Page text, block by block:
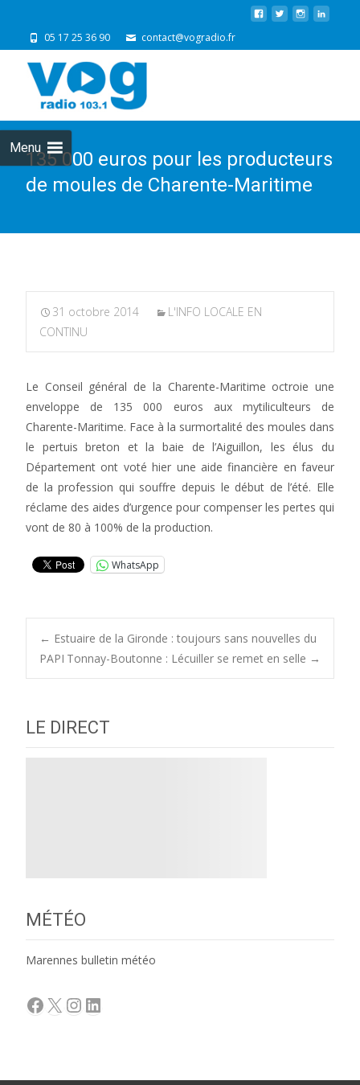
05 17 25 36 90 contact@vogradio.fr
Menu
135 000 euros pour les producteurs
de moules de Charente-Maritime
31 octobre 2014
L'INFO LOCALE EN
CONTINU
Le Conseil général de la Charente-Maritime octroie une
enveloppe de 135 000 euros aux mytiliculteurs de
Charente-Maritime. Face à la surmortalité des moules dans
le pertuis breton et la baie de l’Aiguillon, les élus du
Département ont voté hier une aide financière en faveur
de la profession qui souffre depuis le début de l’été. Elle
réclame des aides d’urgence pour compenser les pertes qui
vont de 80 à 100% de la production.
WhatsApp
Post
← Estuaire de la Gironde : toujours sans nouvelles du
PAPI Tonnay-Boutonne : Lécuiller se remet en selle →
LE DIRECT
MÉTÉO
Marennes bulletin météo
Facebook
X Instagram
LinkedIn